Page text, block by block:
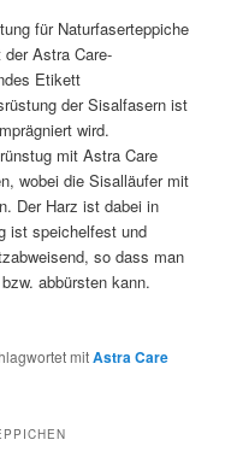
für Naturfaserteppiche
Astra Care-
Etikett
der Sisalfasern ist
wird.
mit Astra Care
wobei die Sisalläufer mit
Der Harz ist dabei in
ist speichelfest und
so dass man
abbürsten kann.
mitAstra Care